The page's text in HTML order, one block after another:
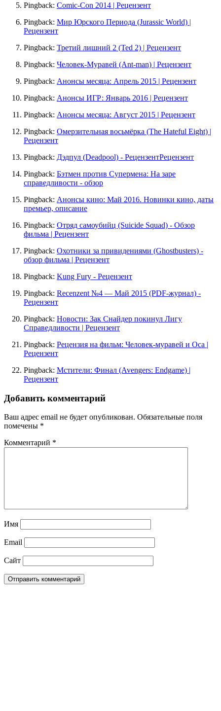
Pingback: Comic-Con 2014 | Рецензент
Pingback: Мир Юрского Периода (Jurassic World) |
Рецензент
Pingback: Третий лишний 2 (Ted 2) | Рецензент
Pingback: Человек-Муравей (Ant-man) | Рецензент
Pingback: Анонсы месяца: Апрель 2015 | Рецензент
Pingback: Анонсы ИГР: Январь 2016 | Рецензент
Pingback: Анонсы месяца: Август 2015 | Рецензент
Pingback: Омерзительная восьмёрка (The Hateful Eight) |
Рецензент
Pingback: Дэдпул (Deadpool) - РецензентРецензент
Pingback: Бэтмен против Супермена: На заре
справедливости - обзор
Pingback: Анонсы кино: Май 2016. Новинки кино, даты
премьер, описание
Pingback: Отряд самоубийц (Suicide Squad) - Обзор
фильма | Рецензент
Pingback: Охотники за привидениями (Ghostbusters) -
обзор фильма | Рецензент
Pingback: Kung Fury - Рецензент
Pingback: Recenzent №4 — Май 2015 (PDF-журнал) -
Рецензент
Pingback: Новости: Зак Снайдер покинул Лигу
Справедливости | Рецензент
Pingback: Рецензия на фильм: Человек-муравей и Оса |
Рецензент
Pingback: Мстители: Финал (Avengers: Endgame) |
Рецензент
Добавить комментарий
Ваш адрес email не будет опубликован. Обязательные поля
помечены *
Комментарий *
Имя
Email
Сайт